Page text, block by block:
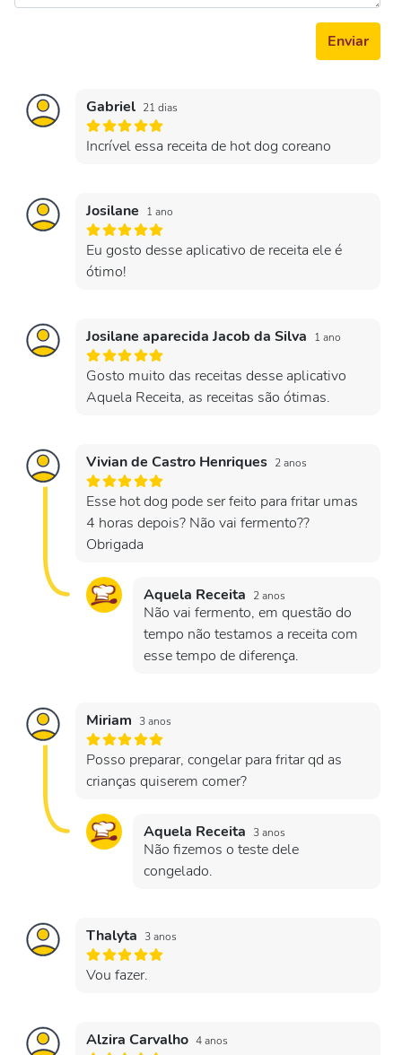
Enviar
Gabriel 21 dias
Incrível essa receita de hot dog coreano
Josilane 1 ano
Eu gosto desse aplicativo de receita ele é
ótimo!
Josilane aparecida Jacob da Silva 1 ano
Gosto muito das receitas desse aplicativo
Aquela Receita, as receitas são ótimas.
Vivian de Castro Henriques 2 anos
Esse hot dog pode ser feito para fritar umas
4 horas depois? Não vai fermento??
Obrigada
Aquela Receita 2 anos
Não vai fermento, em questão do
tempo não testamos a receita com
esse tempo de diferença.
Miriam 3 anos
Posso preparar, congelar para fritar qd as
crianças quiserem comer?
Aquela Receita 3 anos
Não fizemos o teste dele
congelado.
Thalyta 3 anos
Vou fazer.
Alzira Carvalho 4 anos